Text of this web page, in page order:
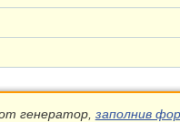
генератор, заполнив